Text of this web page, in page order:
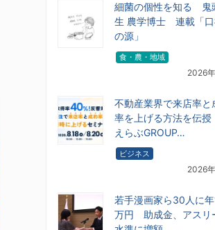
細菌の個性を知る 鬼
生 農学博士 連載「
の源」
食・農・地域
2026
不動産業界で来店率と
率を上げる方法を伝
えらぶGROUP…
ビジネス
2026
若手漫画家ら30人に
万円 助成金、アスリ